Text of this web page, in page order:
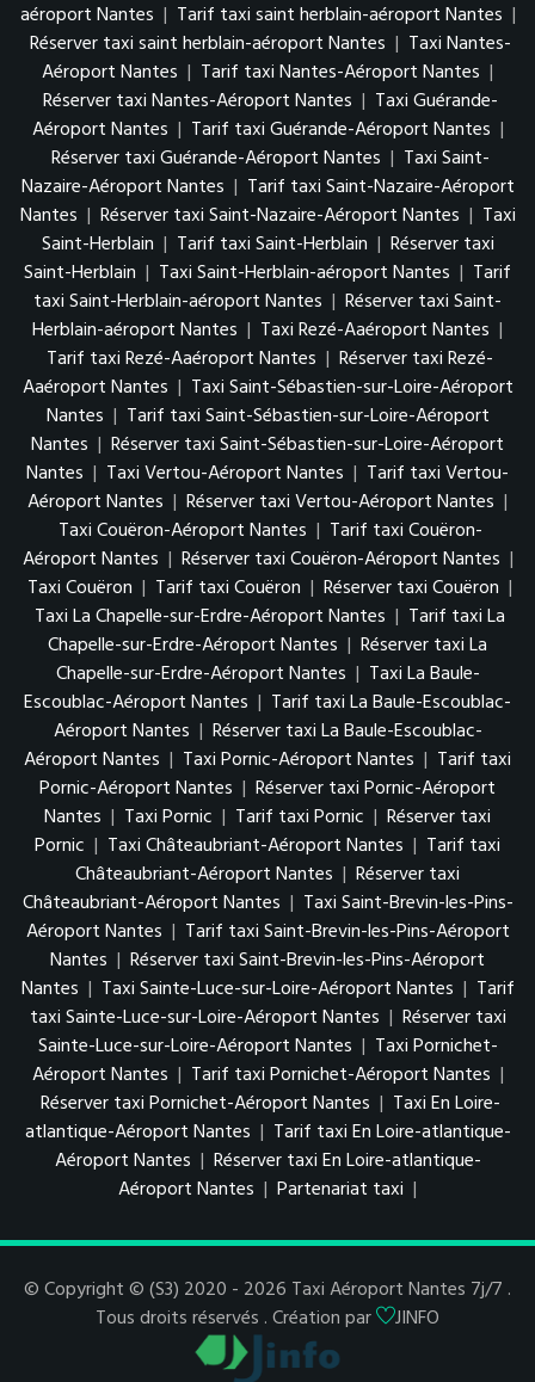
aéroport Nantes | Tarif taxi saint herblain-aéroport Nantes |
Réserver taxi saint herblain-aéroport Nantes | Taxi Nantes-
Aéroport Nantes | Tarif taxi Nantes-Aéroport Nantes |
Réserver taxi Nantes-Aéroport Nantes | Taxi Guérande-
Aéroport Nantes | Tarif taxi Guérande-Aéroport Nantes |
Réserver taxi Guérande-Aéroport Nantes | Taxi Saint-
Nazaire-Aéroport Nantes | Tarif taxi Saint-Nazaire-Aéroport
Nantes | Réserver taxi Saint-Nazaire-Aéroport Nantes | Taxi
Saint-Herblain | Tarif taxi Saint-Herblain | Réserver taxi
Saint-Herblain | Taxi Saint-Herblain-aéroport Nantes | Tarif
taxi Saint-Herblain-aéroport Nantes | Réserver taxi Saint-
Herblain-aéroport Nantes | Taxi Rezé-Aaéroport Nantes |
Tarif taxi Rezé-Aaéroport Nantes | Réserver taxi Rezé-
Aaéroport Nantes | Taxi Saint-Sébastien-sur-Loire-Aéroport
Nantes | Tarif taxi Saint-Sébastien-sur-Loire-Aéroport
Nantes | Réserver taxi Saint-Sébastien-sur-Loire-Aéroport
Nantes | Taxi Vertou-Aéroport Nantes | Tarif taxi Vertou-
Aéroport Nantes | Réserver taxi Vertou-Aéroport Nantes |
Taxi Couëron-Aéroport Nantes | Tarif taxi Couëron-
Aéroport Nantes | Réserver taxi Couëron-Aéroport Nantes |
Taxi Couëron | Tarif taxi Couëron | Réserver taxi Couëron |
Taxi La Chapelle-sur-Erdre-Aéroport Nantes | Tarif taxi La
Chapelle-sur-Erdre-Aéroport Nantes | Réserver taxi La
Chapelle-sur-Erdre-Aéroport Nantes | Taxi La Baule-
Escoublac-Aéroport Nantes | Tarif taxi La Baule-Escoublac-
Aéroport Nantes | Réserver taxi La Baule-Escoublac-
Aéroport Nantes | Taxi Pornic-Aéroport Nantes | Tarif taxi
Pornic-Aéroport Nantes | Réserver taxi Pornic-Aéroport
Nantes | Taxi Pornic | Tarif taxi Pornic | Réserver taxi
Pornic | Taxi Châteaubriant-Aéroport Nantes | Tarif taxi
Châteaubriant-Aéroport Nantes | Réserver taxi
Châteaubriant-Aéroport Nantes | Taxi Saint-Brevin-les-Pins-
Aéroport Nantes | Tarif taxi Saint-Brevin-les-Pins-Aéroport
Nantes | Réserver taxi Saint-Brevin-les-Pins-Aéroport
Nantes | Taxi Sainte-Luce-sur-Loire-Aéroport Nantes | Tarif
taxi Sainte-Luce-sur-Loire-Aéroport Nantes | Réserver taxi
Sainte-Luce-sur-Loire-Aéroport Nantes | Taxi Pornichet-
Aéroport Nantes | Tarif taxi Pornichet-Aéroport Nantes |
Réserver taxi Pornichet-Aéroport Nantes | Taxi En Loire-
atlantique-Aéroport Nantes | Tarif taxi En Loire-atlantique-
Aéroport Nantes | Réserver taxi En Loire-atlantique-
Aéroport Nantes | Partenariat taxi |
© Copyright © (S3) 2020 - 2026 Taxi Aéroport Nantes 7j/7 .
Tous droits réservés . Création par
JINFO